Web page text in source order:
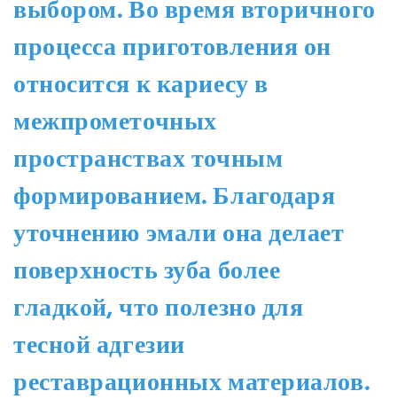
выбором. Во время вторичного
процесса приготовления он
относится к кариесу в
межпрометочных
пространствах точным
формированием. Благодаря
уточнению эмали она делает
поверхность зуба более
гладкой, что полезно для
тесной адгезии
реставрационных материалов.